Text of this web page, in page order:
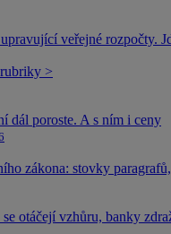
veřejné rozpočty.
>
dál poroste. A s ním i ceny
zákona: stovky
otáčejí vzhůru, banky